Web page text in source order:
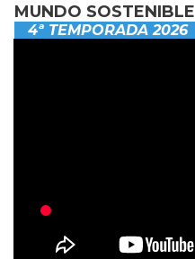
MUNDO SOSTENIBLE
4ª TEMPORADA 2026